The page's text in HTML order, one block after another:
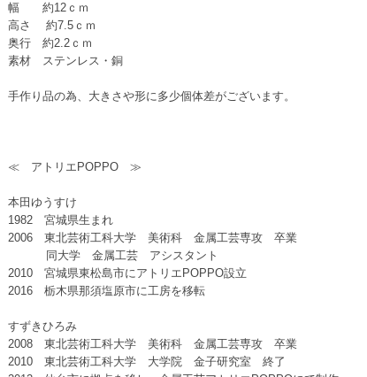
幅 約12ｃｍ
高さ 約7.5ｃｍ
奥行 約2.2ｃｍ
素材 ステンレス・銅
手作り品の為、大きさや形に多少個体差がございます。
≪ アトリエPOPPO ≫
本田ゆうすけ
1982 宮城県生まれ
2006 東北芸術工科大学 美術科 金属工芸専攻 卒業
同大学 金属工芸 アシスタント
2010 宮城県東松島市にアトリエPOPPO設立
2016 栃木県那須塩原市に工房を移転
すずきひろみ
2008 東北芸術工科大学 美術科 金属工芸専攻 卒業
2010 東北芸術工科大学 大学院 金子研究室 終了